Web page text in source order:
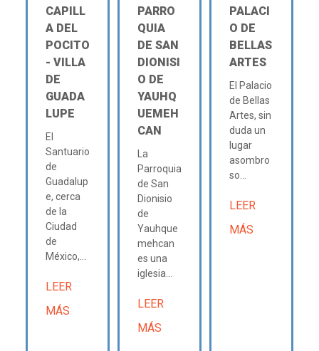
CAPILL
A DEL
POCITO
- VILLA
DE
GUADA
LUPE
El
Santuario
de
Guadalup
e, cerca
de la
Ciudad
de
México,...
LEER
MÁS
PARRO
QUIA
DE SAN
DIONISI
O DE
YAUHQ
UEMEH
CAN
La
Parroquia
de San
Dionisio
de
Yauhque
mehcan
es una
iglesia...
LEER
MÁS
PALACI
O DE
BELLAS
ARTES
El Palacio
de Bellas
Artes, sin
duda un
lugar
asombro
so...
LEER
MÁS